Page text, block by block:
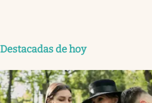
Destacadas de hoy